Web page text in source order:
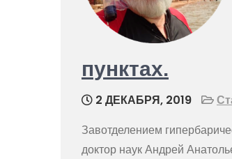
пунктах.
2 ДЕКАБРЯ, 2019
Завотделением
доктор наук Андрей